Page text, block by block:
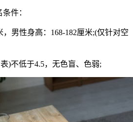
件：
，男性身高：168-182厘米;(仅针对空
)不低于4.5，无色盲、色弱;